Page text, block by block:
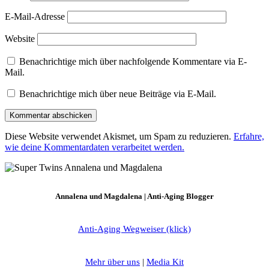
E-Mail-Adresse
Website
Benachrichtige mich über nachfolgende Kommentare via E-
Mail.
Benachrichtige mich über neue Beiträge via E-Mail.
Diese Website verwendet Akismet, um Spam zu reduzieren. Erfahre,
wie deine Kommentardaten verarbeitet werden.
Annalena und Magdalena | Anti-Aging Blogger
Anti-Aging Wegweiser (klick)
Mehr über uns | Media Kit